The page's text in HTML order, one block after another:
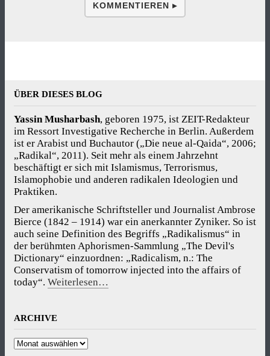
KOMMENTIEREN ▸
ÜBER DIESES BLOG
Yassin Musharbash, geboren 1975, ist ZEIT-Redakteur
im Ressort Investigative Recherche in Berlin. Außerdem
ist er Arabist und Buchautor („Die neue al-Qaida“, 2006;
„Radikal“, 2011). Seit mehr als einem Jahrzehnt
beschäftigt er sich mit Islamismus, Terrorismus,
Islamophobie und anderen radikalen Ideologien und
Praktiken.
Der amerikanische Schriftsteller und Journalist Ambrose
Bierce (1842 – 1914) war ein anerkannter Zyniker. So ist
auch seine Definition des Begriffs „Radikalismus“ in
der berühmten Aphorismen-Sammlung „The Devil's
Dictionary“ einzuordnen: „Radicalism, n.: The
Conservatism of tomorrow injected into the affairs of
today“. Weiterlesen…
ARCHIVE
Archive